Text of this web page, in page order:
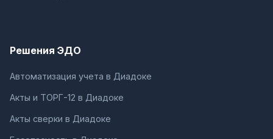
Решения ЭДО
Автоматизация учета в Диадоке
Акты и ТОРГ-12 в Диадоке
Акты сверки в Диадоке